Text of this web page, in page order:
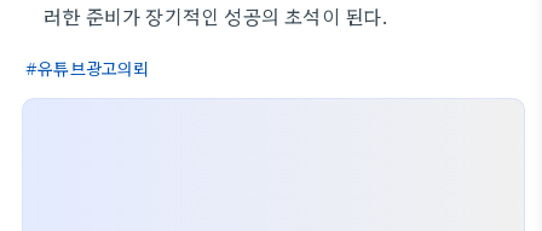
러한 준비가 장기적인 성공의 초석이 된다.
유튜브광고의뢰